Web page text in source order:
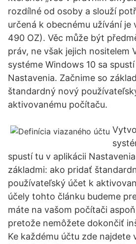
rozdílné od osoby a slouží
určená k obecnému užívání je
490 OZ). Věc může být
práv, ne však jejich nositelem
systéme Windows 10 sa
Nastavenia. Začnime so
štandardný nový
aktivovanému počítaču.
spustí tu v aplikácii
základmi: ako pridať
používateľský účet k
účely tohto článku budeme
máte na vašom počítači
pretože nemôžete dokončiť
Ke každému účtu zde najdete